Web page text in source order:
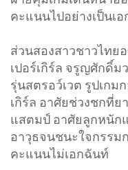
คะแนนไปอย่างเป็นเ
ส่วนสองสาวชาวไทย
เปอร์เกิร์ล จรูญศักดิ์
รุ่นสตรอว์เวต รูปเกม
เกิร์ล อาศัยช่วงชกที่
แสตมป์ อาศัยลูกหนัก
อาวุธจนชนะใจกรรม
คะแนนไม่เอกฉันท์